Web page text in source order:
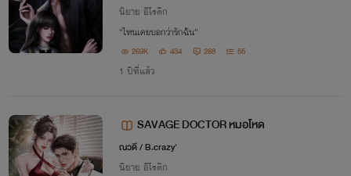
นิยาย อีโรติก
“ไหนเคยบอกว่ารักฉัน”
269K 434 288 55
1 ปีที่แล้ว
SAVAGE DOCTOR หมอโหด
ณวดี / B.crazy'
นิยาย อีโรติก